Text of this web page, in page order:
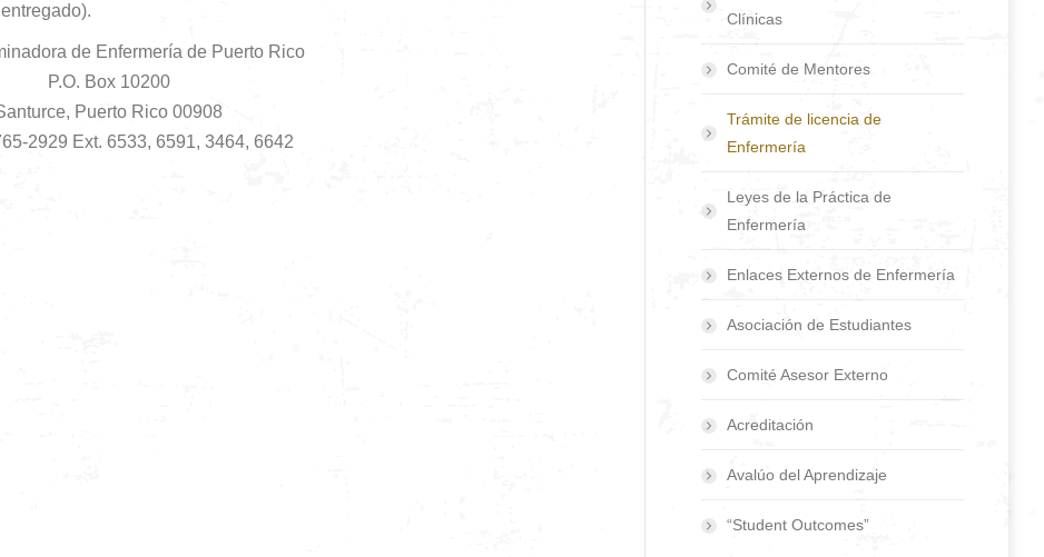
de Enfermería de Puerto Rico
P.O. Box 10200
Puerto Rico 00908
2929 Ext. 6533, 6591, 3464, 6642
Clínicas
Comité de Mentores
Trámite de licencia de
Enfermería
Leyes de la Práctica de
Enfermería
Enlaces Externos de Enfermería
Asociación de Estudiantes
Comité Asesor Externo
Acreditación
Avalúo del Aprendizaje
“Student Outcomes”